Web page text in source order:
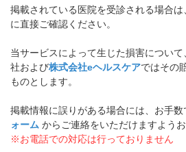
掲載されている医院を受診される場合
に直接ご確認ください。
当サービスによって生じた損害につい
社および株式会社eヘルスケアではその
ものとします。
掲載情報に誤りがある場合には、お手数
ォーム からご連絡をいただけますようお
※お電話での対応は行っておりません